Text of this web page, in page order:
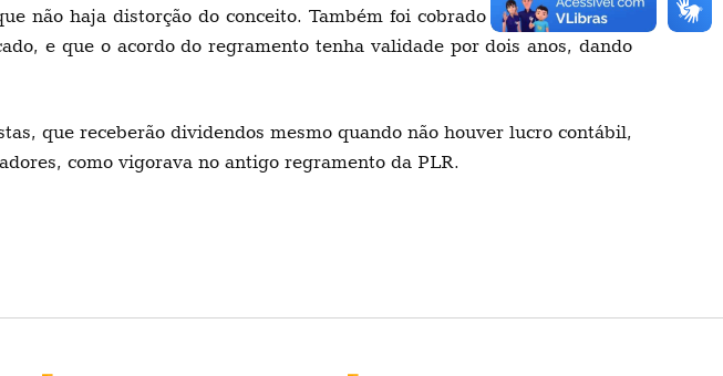
não haja distorção do conceito. Também foi cobrado que a Petrobrás
e que o acordo do regramento tenha validade por dois anos, dando
que receberão dividendos mesmo quando não houver lucro contábil,
como vigorava no antigo regramento da PLR.